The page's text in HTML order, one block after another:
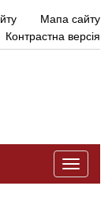
Мапа сайту
Контрастна версія
Toggle